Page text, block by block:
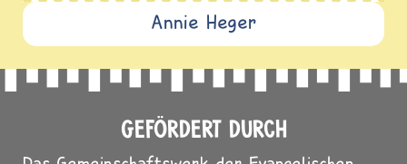
Annie Heger
GEFÖRDERT DURCH